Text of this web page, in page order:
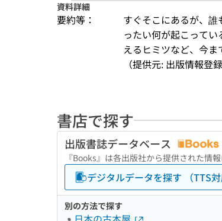
資料詳細
要約等：
すぐそこにあるが、
ったい何が起こって
えるヒミツなど、今ま
（提供元: 出版情報登
書店で探す
出版書誌データベース
『Books』は各出版社から提供された情
デジタルデータを探す （TTS
別の方法で探す